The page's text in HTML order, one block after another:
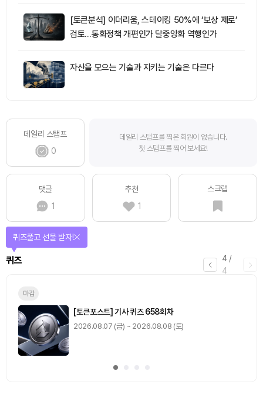
[토큰분석] 이더리움, 스테이킹 50%에 ‘보상 제로’
검토…통화정책 개편인가 탈중앙화 역행인가
자산을 모으는 기술과 지키는 기술은 다르다
데일리 스탬프
0
데일리 스탬프를 찍은 회원이 없습니다.
첫 스탬프를 찍어 보세요!
댓글
1
추천
1
스크랩
4 /
4
퀴즈
퀴즈풀고 선물 받자!
마감
[토큰포스트] 기사 퀴즈 658회차
2026.08.07 (금) ~ 2026.08.08 (토)